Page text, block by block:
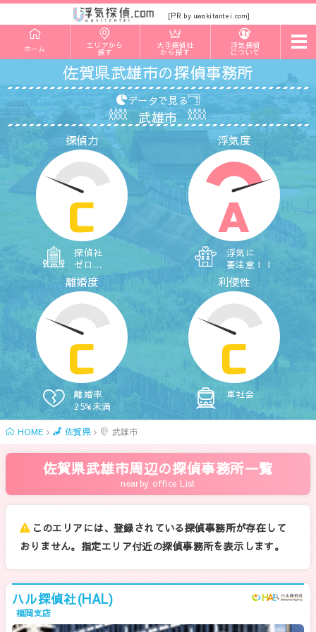
[PR by uwakitantei.com]
ホーム エリアから
探す
大手探偵社
から探す
浮気探偵
について
t
o
g
a
v
i
o
佐賀県武雄市の探偵事務所
探偵力
C
探偵社
ゼロ…
浮気度
A
浮気に
要注意！！
データで見る
武雄市
離婚度
C
離婚率
25%未満
利便性
C
車社会
HOME 佐賀県 武雄市
佐賀県武雄市周辺の探偵事務所一覧
nearby office List
このエリアには、登録されている探偵事務所が存在して
おりません。指定エリア付近の探偵事務所を表示します。
ハル探偵社(HAL)
福岡支店